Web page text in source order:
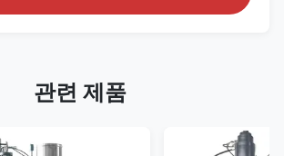
관련 제품